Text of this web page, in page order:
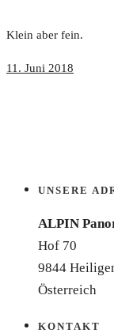
Klein aber fein.
11. Juni 2018
UNSERE
ALPIN
Hof 70
9844
Österreich
KONTAKT